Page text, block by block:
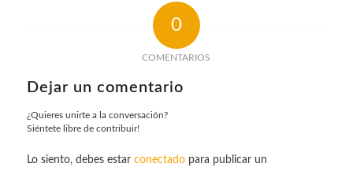
0
COMENTARIOS
Dejar un comentario
¿Quieres unirte a la conversación?
Siéntete libre de contribuir!
Lo siento, debes estar conectadopara publicar un